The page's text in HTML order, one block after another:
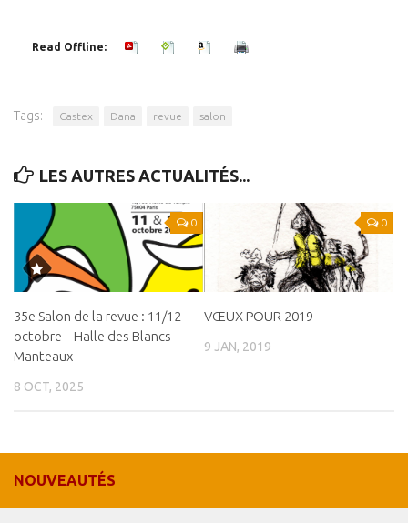
Contact
Read Offline:
Tags: Castex Dana revue salon
LES AUTRES ACTUALITÉS...
0
35e Salon de la revue : 11/12
octobre – Halle des Blancs-
Manteaux
8 OCT, 2025
0
VŒUX POUR 2019
9 JAN, 2019
NOUVEAUTÉS